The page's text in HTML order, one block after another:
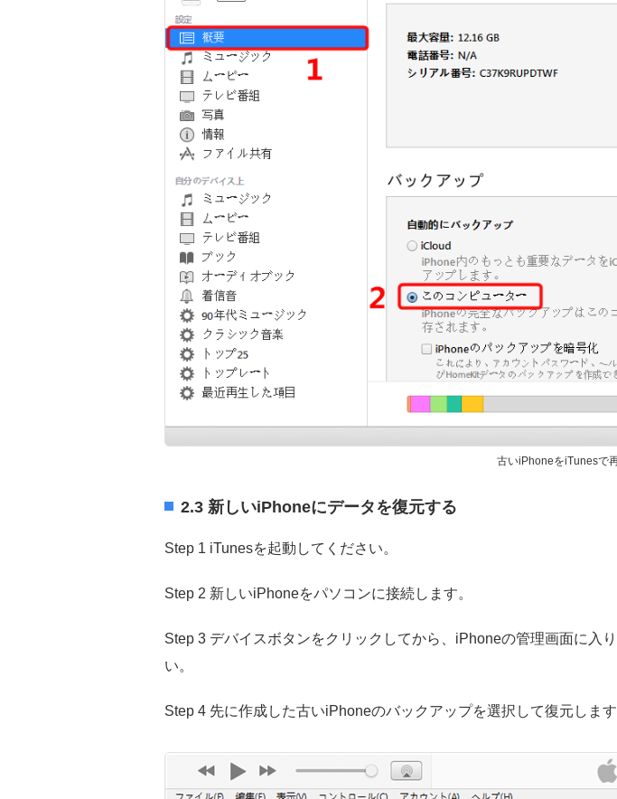
古いiPhoneをiTunesで
2.3 新しいiPhoneにデータを復元する
Step 1 iTunesを起動してください。
Step 2 新しいiPhoneをパソコンに接続します。
Step 3 デバイスボタンをクリックしてから、iPhoneの管理画面に入
い。
Step 4 先に作成した古いiPhoneのバックアップを選択して復元します